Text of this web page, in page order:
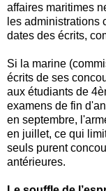
affaires maritimes
les administrations
dates des écrits,
Si la marine
écrits de ses
aux étudiants de
examens de fin
en septembre,
en juillet, ce qui
seuls purent
antérieures.